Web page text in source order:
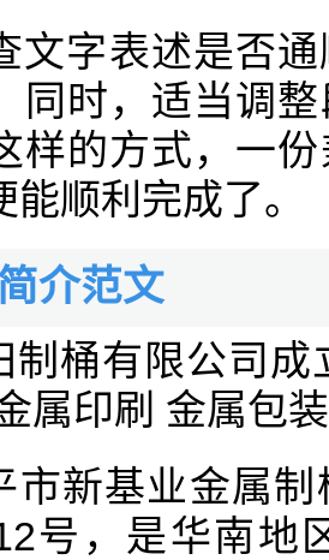
文字表述是否
同时，适当调
样的方式，一
顺利完成了。
介范文
制桶有限公司
属印刷 金属包
市新基业金属
号，是华南地